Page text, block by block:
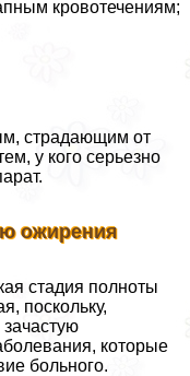
кровотечениям;
страдающим от
у кого серьезно
ожирения
стадия полноты
поскольку,
которые
больного.